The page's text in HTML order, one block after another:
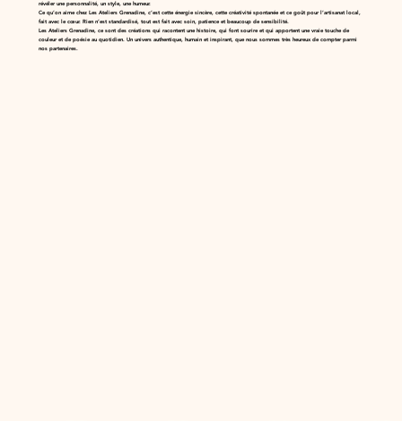
révéler une personnalité, un style, une humeur.
Ce qu’on aime chez Les Ateliers Grenadine, c’est cette énergie sincère, cette créativité spontanée et ce goût pour l’artisanat local,
fait avec le cœur. Rien n’est standardisé, tout est fait avec soin, patience et beaucoup de sensibilité.
Les Ateliers Grenadine, ce sont des créations qui racontent une histoire, qui font sourire et qui apportent une vraie touche de
couleur et de poésie au quotidien. Un univers authentique, humain et inspirant, que nous sommes très heureux de compter parmi
nos partenaires.